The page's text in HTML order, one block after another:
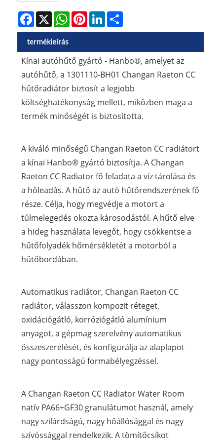
Facebook
X WhatsAppPinterestLinkedIn
termékleírás
Kínai autóhűtő gyártó - Hanbo®, amelyet az
autóhűtő, a 1301110-BH01 Changan Raeton CC
hűtőradiátor biztosít a legjobb
költséghatékonyság mellett, miközben maga a
termék minőségét is biztosította.
A kiváló minőségű Changan Raeton CC radiátort
a kínai Hanbo® gyártó biztosítja. A Changan
Raeton CC Radiator fő feladata a víz tárolása és
a hőleadás. A hűtő az autó hűtőrendszerének fő
része. Célja, hogy megvédje a motort a
túlmelegedés okozta károsodástól. A hűtő elve
a hideg használata levegőt, hogy csökkentse a
hűtőfolyadék hőmérsékletét a motorból a
hűtőbordában.
Automatikus radiátor, Changan Raeton CC
radiátor, válasszon kompozit réteget,
oxidációgátló, korróziógátló alumínium
anyagot, a gépmag szerelvény automatikus
összeszerelését, és konfigurálja az alaplapot
nagy pontosságú formabélyegzéssel.
A Changan Raeton CC Radiator Water Room
natív PA66+GF30 granulátumot használ, amely
nagy szilárdságú, nagy hőállósággal és nagy
szívóssággal rendelkezik. A tömítőcsíkot